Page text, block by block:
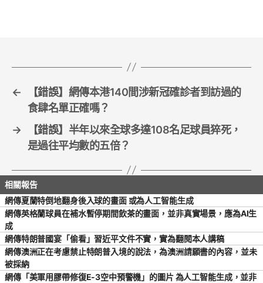
←
【錯誤】網傳本港140間涉新冠確診者到訪過的
食肆名單正確嗎？
→
【錯誤】半年以來全球多達108名足球員猝死，
是過往平均數的五倍？
網傳夏蘭特倒地翻身後入球的畫面 或為人工智能生成
網傳英格蘭球員在補水暫停期間飲茶的畫面，並非真實場景，應為AI生
成
網傳特朗普國宴「偷看」習近平文件不實，實為翻閱本人講稿
網傳澳洲正在考慮禁止特朗普入境的說法，為澳洲請願書的內容，並未
被採納
網傳「美軍用膠帶修復E-3空中預警機」的圖片 為人工智能生成，並非